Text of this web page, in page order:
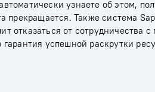
узнаете об этом,
прекращается. Также система
отказаться от сотрудничества
успешной раскрутки